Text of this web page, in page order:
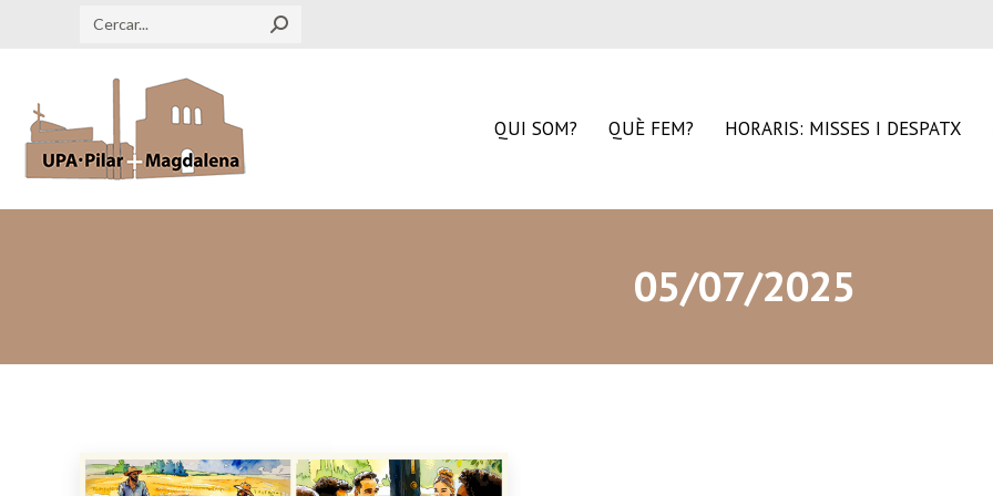
Search:
QUI SOM? QUÈ FEM? HORARIS: MISSES I DESPATX
05/07/2025